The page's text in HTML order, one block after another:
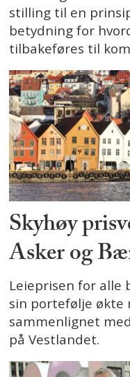
stilling til en
betydning for
tilbakeføres til
Skyhøy
Asker og
Leieprisen for alle
sin portefølje økte
sammenlignet
på Vestlandet.